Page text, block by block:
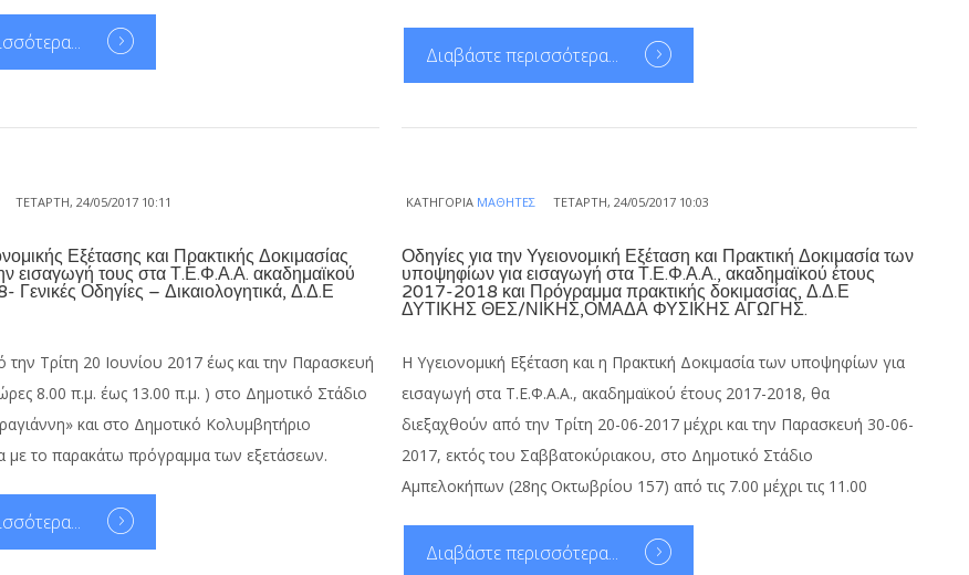
Διαβάστε περισσότερα...
ΤΕΤΆΡΤΗ, 24/05/2017 10:11
Εξέτασης και Πρακτικής Δοκιμασίας
εισαγωγή τους στα Τ.Ε.Φ.Α.Α. ακαδημαϊκού
Οδηγίες – Δικαιολογητικά, Δ.Δ.Ε
Τρίτη 20 Ιουνίου 2017 έως και την Παρασκευή
8.00 π.μ. έως 13.00 π.μ. ) στο Δημοτικό Στάδιο
και στο Δημοτικό Κολυμβητήριο
το παρακάτω πρόγραμμα των εξετάσεων.
ΚΑΤΗΓΟΡΊΑ ΜΑΘΗΤΈΣ ΤΕΤΆΡΤΗ, 24/05/2017 10:03
Οδηγίες για την Υγειονομική Εξέταση και Πρακτική Δοκιμασία των
υποψηφίων για εισαγωγή στα Τ.Ε.Φ.Α.Α., ακαδημαϊκού έτους
2017-2018 και Πρόγραμμα πρακτικής δοκιμασίας, Δ.Δ.Ε
ΔΥΤΙΚΗΣ ΘΕΣ/ΝΙΚΗΣ,ΟΜΑΔΑ ΦΥΣΙΚΗΣ ΑΓΩΓΗΣ.
Η Υγειονομική Εξέταση και η Πρακτική Δοκιμασία των υποψηφίων για
εισαγωγή στα Τ.Ε.Φ.Α.Α., ακαδημαϊκού έτους 2017-2018, θα
διεξαχθούν από την Τρίτη 20-06-2017 μέχρι και την Παρασκευή 30-06-
2017, εκτός του Σαββατοκύριακου, στο Δημοτικό Στάδιο
Αμπελοκήπων (28ης Οκτωβρίου 157) από τις 7.00 μέχρι τις 11.00
Διαβάστε περισσότερα...